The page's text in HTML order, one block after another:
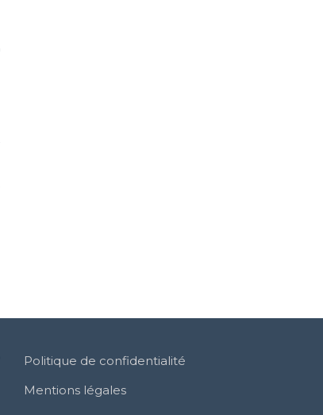
Politique de confidentialité
Mentions légales